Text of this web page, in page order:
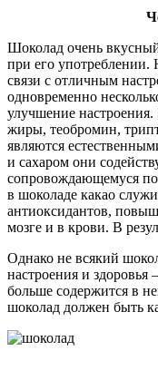
Шоколад очень
при его употреблении.
связи с отличным
одновременно
улучшение
жиры, теобромин,
являются
и сахаром они
сопровождающемуся
в шоколаде какао
антиоксидантов,
мозге и в крови. В
Однако не всякий
настроения и
больше содержится в
шоколад должен быть